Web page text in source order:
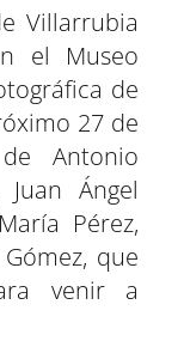
Villarrubia
el Museo
de
27 de
Antonio
Ángel
Pérez,
que
venir a